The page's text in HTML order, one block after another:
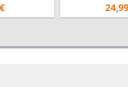
USB Anschlüssen